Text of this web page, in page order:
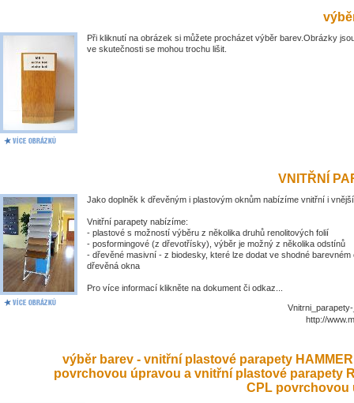
Při kliknutí na obrázek si můžete procházet výběr barev.Obrázky
ve skutečnosti se mohou trochu lišit.
VNITŘNÍ
Jako doplněk k dřevěným i plastovým oknům nabízíme vnitřní i
Vnitřní parapety nabízíme:
- plastové s možností výběru z několika druhů renolitových folií
- posformingové (z dřevotřísky), výběr je možný z několika odstínů
- dřevěné masivní - z biodesky, které lze dodat ve shodné barevném
dřevěná okna
Pro více informací klikněte na dokument či odkaz...
http://
výběr barev - vnitřní plastové parapety
povrchovou úpravou a vnitřní plastové parapety
CPL povrchovou